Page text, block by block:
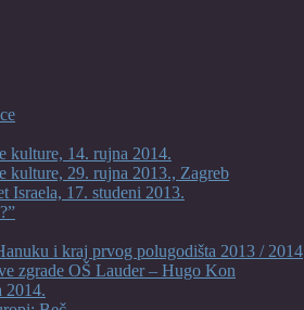
kulture, 14. rujna 2014.
kulture, 29. rujna 2013., Zagreb
Israela, 17. studeni 2013.
i kraj prvog polugodišta 2013 / 2014
zgrade OŠ Lauder – Hugo Kon
2014.